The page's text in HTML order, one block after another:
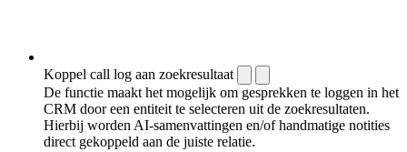
Koppel call log aan zoekresultaat
De functie maakt het mogelijk om gesprekken te loggen in het
CRM door een entiteit te selecteren uit de zoekresultaten.
Hierbij worden AI-samenvattingen en/of handmatige notities
direct gekoppeld aan de juiste relatie.